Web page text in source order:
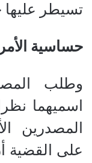
تسيطر
حساسية الأمر
وطلب
اسميهما
المصدرين
على القضية